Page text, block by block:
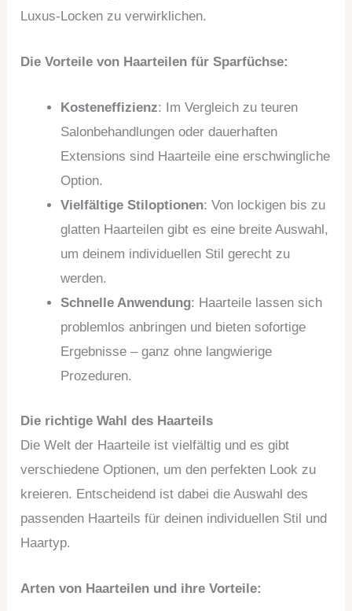
Luxus-Locken zu verwirklichen.
Die Vorteile von Haarteilen für Sparfüchse:
Kosteneffizienz: Im Vergleich zu teuren
Salonbehandlungen oder dauerhaften
Extensions sind Haarteile eine erschwingliche
Option.
Vielfältige Stiloptionen: Von lockigen bis zu
glatten Haarteilen gibt es eine breite Auswahl,
um deinem individuellen Stil gerecht zu
werden.
Schnelle Anwendung: Haarteile lassen sich
problemlos anbringen und bieten sofortige
Ergebnisse – ganz ohne langwierige
Prozeduren.
Die richtige Wahl des Haarteils
Die Welt der Haarteile ist vielfältig und es gibt
verschiedene Optionen, um den perfekten Look zu
kreieren. Entscheidend ist dabei die Auswahl des
passenden Haarteils für deinen individuellen Stil und
Haartyp.
Arten von Haarteilen und ihre Vorteile: